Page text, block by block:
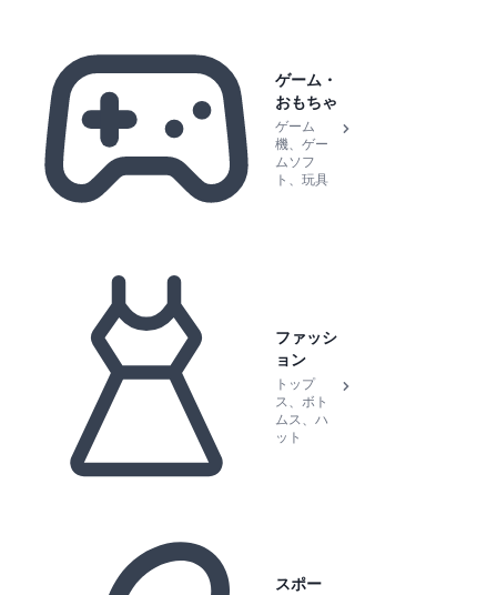
ゲーム・
おもちゃ
ゲーム
機、ゲー
ムソフ
ト、玩具
ファッシ
ョン
トップ
ス、ボト
ムス、ハ
ット
スポー